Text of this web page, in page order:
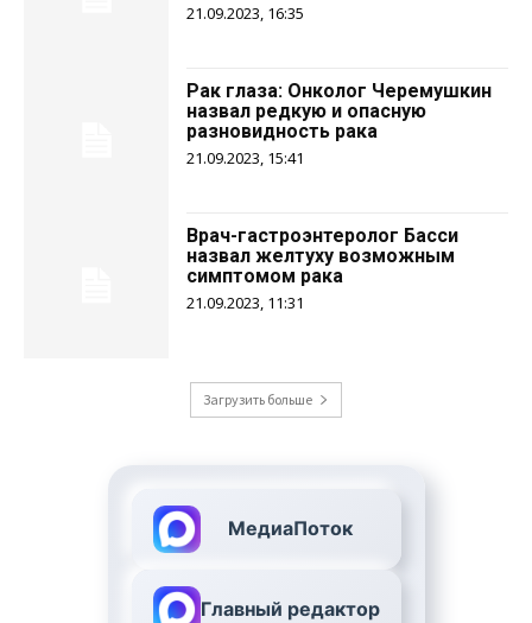
21.09.2023, 16:35
Рак глаза: Онколог Черемушкин
назвал редкую и опасную
разновидность рака
21.09.2023, 15:41
Врач-гастроэнтеролог Басси
назвал желтуху возможным
симптомом рака
21.09.2023, 11:31
Загрузить больше
МедиаПоток
Главный редактор